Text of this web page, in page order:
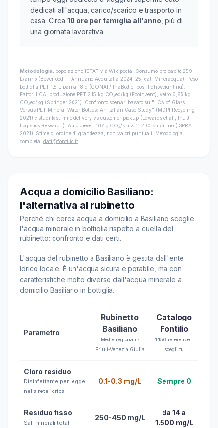
dedicati all'acqua, carico/scarico e trasporto in
casa. Circa 10 ore per famiglia all'anno , più di
una giornata lavorativa.
Metodologia: popolazione ISTAT via Wikipedia. Consumo pro capite 259
L/anno (Beverfood — Annuario Acquitalia 2024-25, dati Mineracqua). Peso
bottiglia PET 1,5 L pari a 18 g (CONAI / InaBottle, post-lightweighting).
Fattori LCA: produzione PET 2,15 kg CO₂eq/kg (Ecoinvent), vetro 0,85 kg
CO₂eq/kg (Springer 2021). Confronto scenari basato su "LCA of Glass
Versus PET Mineral Water Bottles: An Italian Case Study" (MDPI Recycling
2021) e studi last-mile delivery vs customer pickup (Edwards et al., Int. J.
Logistics Research). Auto diesel: 167 g CO₂/km × 11.200 km/anno (ISPRA
2021). Stime di ordine di grandezza, non valori puntuali. Metodologia
completa: dati@fontilio.it
Acqua a domicilio Basiliano:
l'alternativa al rubinetto
Perché chi cerca acqua a domicilio a Basiliano sceglie
l'acqua minerale in bottiglia rispetto a quella del
rubinetto: confronto e dati certi.
L'acqua del rubinetto a Basiliano è gestita dall'ente
idrico locale. È un'acqua sicura e potabile, ma con
caratteristiche molto diverse dall'acqua minerale a
domicilio Basiliano in bottiglia.
Parametro
Rubinetto
Basiliano
Medie regionali ·
Friuli-Venezia Giulia
Catalogo
Fontilio
1.156 referenze ·
scegli tu
Cloro residuo
Disinfettante per legge
nella rete idrica
0.1-0.3 mg/L Sempre 0
Residuo fisso
Sali minerali totali
250-450 mg/L
da 14 a
1.500 mg/L